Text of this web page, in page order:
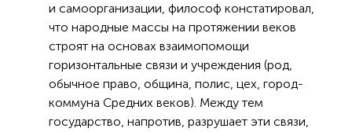
и самоорганизации, философ констатировал,
что народные массы на протяжении веков
строят на основах взаимопомощи
горизонтальные связи и учреждения (род,
обычное право, община, полис, цех, город-
коммуна Средних веков). Между тем
государство, напротив, разрушает эти связи,